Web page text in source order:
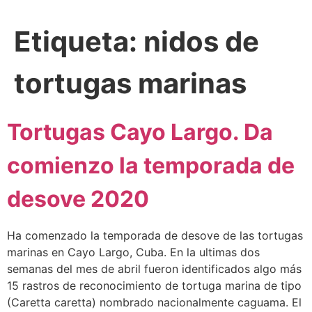
Etiqueta: nidos de
tortugas marinas
Tortugas Cayo Largo. Da
comienzo la temporada de
desove 2020
Ha comenzado la temporada de desove de las tortugas
marinas en Cayo Largo, Cuba. En la ultimas dos
semanas del mes de abril fueron identificados algo más
15 rastros de reconocimiento de tortuga marina de tipo
(Caretta caretta) nombrado nacionalmente caguama. El